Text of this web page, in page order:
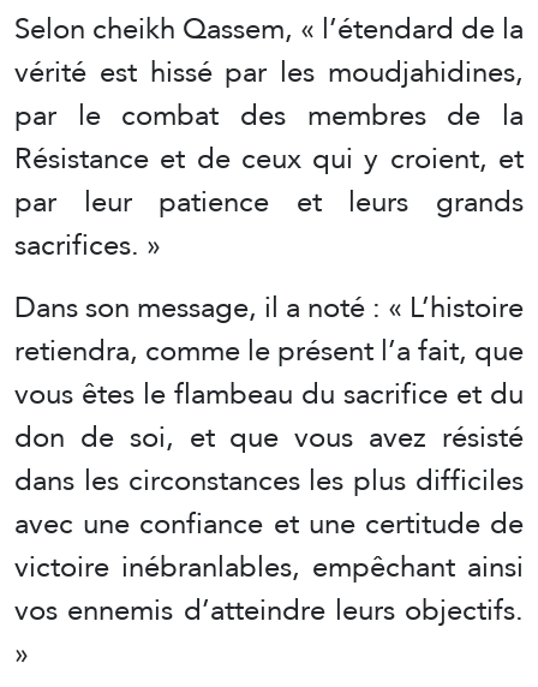
Selon cheikh Qassem, « l’étendard de la
vérité est hissé par les moudjahidines,
par le combat des membres de la
Résistance et de ceux qui y croient, et
par leur patience et leurs grands
sacrifices. »
Dans son message, il a noté : « L’histoire
retiendra, comme le présent l’a fait, que
vous êtes le flambeau du sacrifice et du
don de soi, et que vous avez résisté
dans les circonstances les plus difficiles
avec une confiance et une certitude de
victoire inébranlables, empêchant ainsi
vos ennemis d’atteindre leurs objectifs.
»